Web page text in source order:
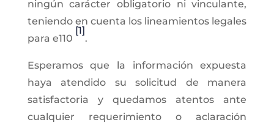
ningún carácter obligatorio ni vinculante,
teniendo en cuenta los lineamientos legales
para e110
[1]
.
Esperamos que la información expuesta
haya atendido su solicitud de manera
satisfactoria y quedamos atentos ante
cualquier requerimiento o aclaración